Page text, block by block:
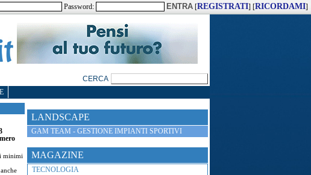
Password: [REGISTRATI] [RICORDAMI]
LANDSCAPE
GAM TEAM - GESTIONE IMPIANTI SPORTIVI
MAGAZINE
TECNOLOGIA
minimi